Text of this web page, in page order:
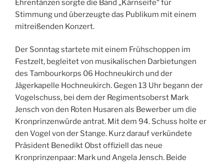
Ehrentänzen sorgte die Band „Kärnseife“ für
Stimmung und überzeugte das Publikum mit einem
mitreißenden Konzert.
Der Sonntag startete mit einem Frühschoppen im
Festzelt, begleitet von musikalischen Darbietungen
des Tambourkorps 06 Hochneukirch und der
Jägerkapelle Hochneukirch. Gegen 13 Uhr begann der
Vogelschuss, bei dem der Regimentsoberst Mark
Jensch von den Roten Husaren als Bewerber um die
Kronprinzenwürde antrat. Mit dem 94. Schuss holte er
den Vogel von der Stange. Kurz darauf verkündete
Präsident Benedikt Obst offiziell das neue
Kronprinzenpaar: Mark und Angela Jensch. Beide